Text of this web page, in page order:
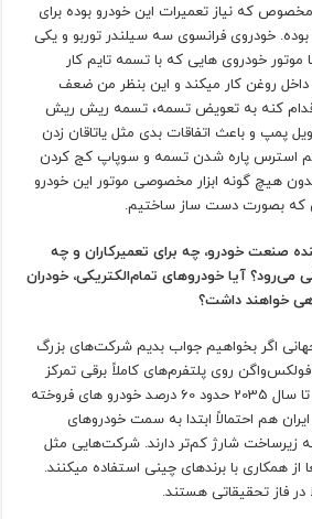
مخصوص که نیاز تعمیرات این خودرو بوده برای
ما سخت بود خودروی DS3 بوده. خودروی فرانسوی سه سیلندر توربو و یکی
خودروی هایی که با تسمه تایم کار
روغن کار میکند و این بنظر من ضعف
اقدام کنه به تعویض تسمه، تسمه ریش ریش
پمپ و باعث اتفاقات بدی مثل یاتاقان زدن
استرس پاره شدن تسمه و سوپاپ کج کردن
هیچ گونه ابزار مخصوصی موتور این خودرو
که بصورت دست ساز ساختیم.
صنعت خودرو، چه برای تعمیرکاران و چه
می‌رود؟ آیا خودروهای تمام‌الکتریکی، خودران
خواهند داشت؟
اگر بخواهیم جواب بدیم شرکت‌های بزرگ
فولکس‌واگن روی پلتفرم‌های کاملاً برقی تمرکز
کرده‌اند. و پیش بینی شده تا سال 2035 حدود 60 درصد خودرو های فروخته
هم احتمالاً ابتدا به سمت خودروهای
زیرساخت شارژ کم‌تر دارند. شرکت‌هایی مثل
از همکاری با برندهای چینی استفاده میکنند.
فاز تحقیقاتی هستند.